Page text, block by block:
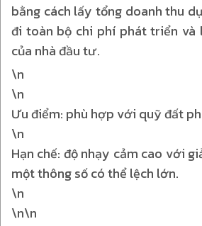
bằng cách lấy tổng doanh thu
đi toàn bộ chi phí phát triển và
của nhà đầu tư.
\n
\n
Ưu điểm: phù hợp với quỹ đất
\n
Hạn chế: độ nhạy cảm cao với
một thông số có thể lệch lớn.
\n
\n\n